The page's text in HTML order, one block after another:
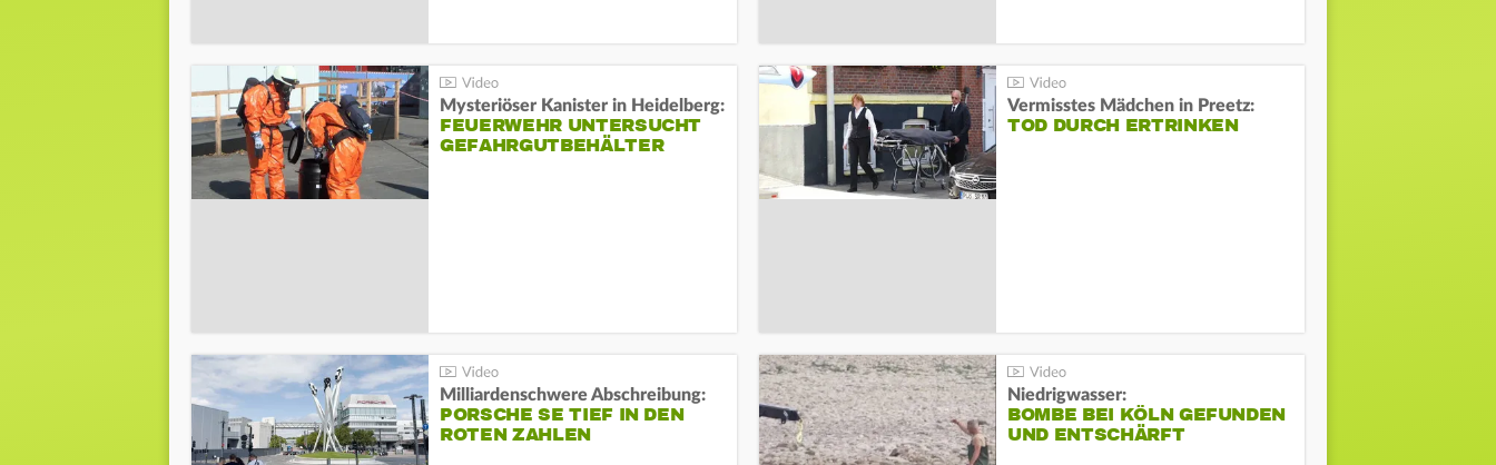
Mysteriöser Kanister in Heidelberg:
FEUERWEHR UNTERSUCHT
GEFAHRGUTBEHÄLTER
Vermisstes Mädchen in Preetz:
TOD DURCH ERTRINKEN
Milliardenschwere Abschreibung:
PORSCHE SE TIEF IN DEN
ROTEN ZAHLEN
Niedrigwasser:
BOMBE BEI KÖLN GEFUNDEN
UND ENTSCHÄRFT